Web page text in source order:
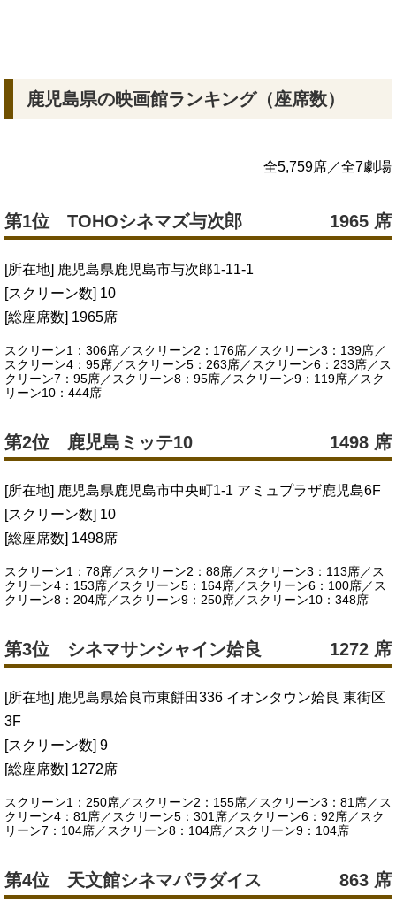
鹿児島県の映画館ランキング（座席数）
全5,759席／全7劇場
第1位 TOHOシネマズ与次郎 1965 席
[所在地] 鹿児島県鹿児島市与次郎1-11-1
[スクリーン数] 10
[総座席数] 1965席
スクリーン1：306席／スクリーン2：176席／スクリーン3：139席／
スクリーン4：95席／スクリーン5：263席／スクリーン6：233席／ス
クリーン7：95席／スクリーン8：95席／スクリーン9：119席／スク
リーン10：444席
第2位 鹿児島ミッテ10 1498 席
[所在地] 鹿児島県鹿児島市中央町1-1 アミュプラザ鹿児島6F
[スクリーン数] 10
[総座席数] 1498席
スクリーン1：78席／スクリーン2：88席／スクリーン3：113席／ス
クリーン4：153席／スクリーン5：164席／スクリーン6：100席／ス
クリーン8：204席／スクリーン9：250席／スクリーン10：348席
第3位 シネマサンシャイン姶良 1272 席
[所在地] 鹿児島県姶良市東餅田336 イオンタウン姶良 東街区
3F
[スクリーン数] 9
[総座席数] 1272席
スクリーン1：250席／スクリーン2：155席／スクリーン3：81席／ス
クリーン4：81席／スクリーン5：301席／スクリーン6：92席／スク
リーン7：104席／スクリーン8：104席／スクリーン9：104席
第4位 天文館シネマパラダイス 863 席